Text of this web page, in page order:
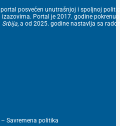
posvećen unutrašnjoj i spoljnoj
Portal je 2017. godine
Srbija, a od 2025. godine nastavlja sa
Savremena politika